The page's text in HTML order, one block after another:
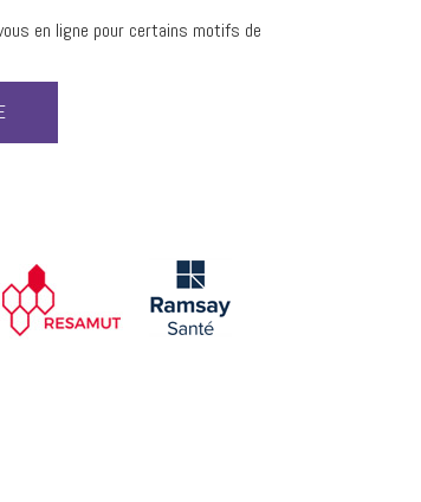
en ligne pour certains motifs de